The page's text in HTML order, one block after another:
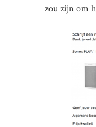
zou zijn om